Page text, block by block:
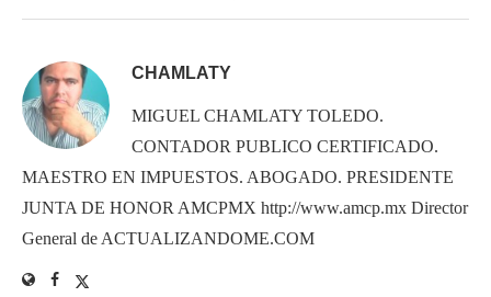
CHAMLATY
MIGUEL CHAMLATY TOLEDO.
CONTADOR PUBLICO CERTIFICADO.
MAESTRO EN IMPUESTOS. ABOGADO. PRESIDENTE
JUNTA DE HONOR AMCPMX http://www.amcp.mx Director
General de ACTUALIZANDOME.COM